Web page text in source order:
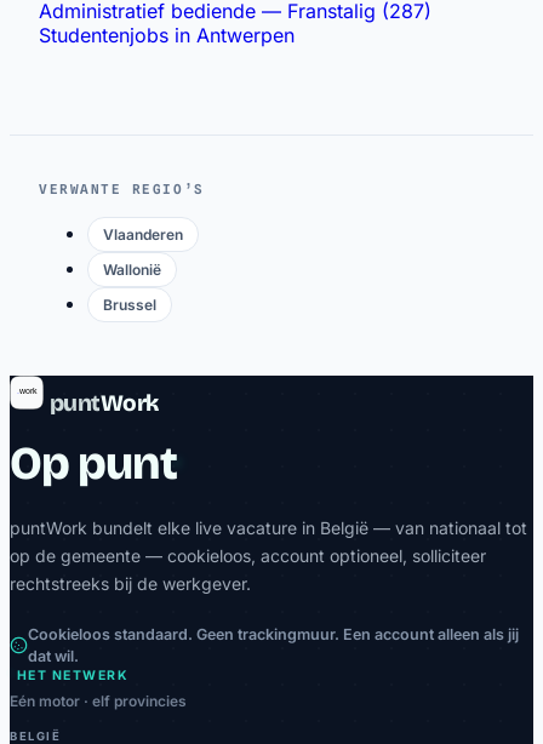
Administratief bediende — Franstalig (287)
Studentenjobs in Antwerpen
VERWANTE REGIO’S
Vlaanderen
Wallonië
Brussel
puntWork
Op punt
puntWork bundelt elke live vacature in België — van nationaal tot
op de gemeente — cookieloos, account optioneel, solliciteer
rechtstreeks bij de werkgever.
Cookieloos standaard. Geen trackingmuur. Een account alleen als jij
dat wil.
HET NETWERK
Eén motor · elf provincies
BELGIË